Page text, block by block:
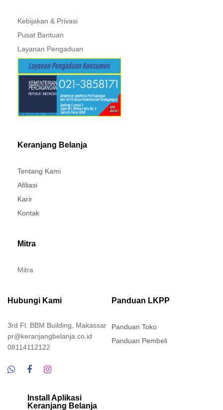
Kebijakan & Privasi
Pusat Bantuan
Layanan Pengaduan
Keranjang Belanja
Tentang Kami
Afiliasi
Karir
Kontak
Mitra
Mitra
Hubungi Kami
3rd Fl. BBM Building, Makassar
pr@keranjangbelanja.co.id
08114112122
Panduan LKPP
Panduan Toko
Panduan Pembeli
Install Aplikasi
Keranjang Belanja